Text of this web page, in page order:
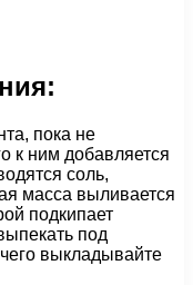
пока не
к ним добавляется
соль,
масса выливается
подкипает
под
выкладывайте